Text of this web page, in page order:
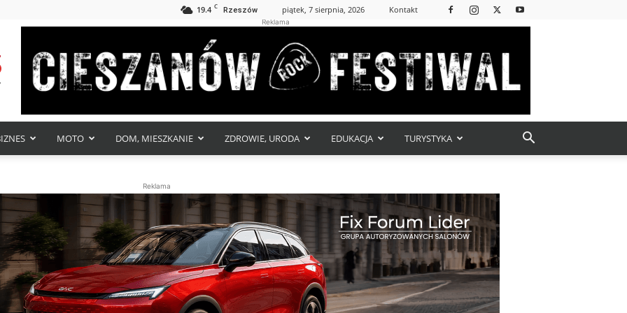
19.4 C Rzeszów piątek, 7 sierpnia, 2026 Kontakt
Reklama
MOTO DOM, MIESZKANIE ZDROWIE, URODA EDUKACJA TURYSTYKA
Reklama